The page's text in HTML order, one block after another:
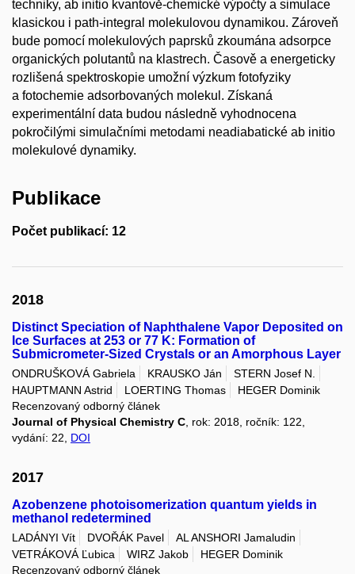
techniky, ab initio kvantově-chemické výpočty a simulace
klasickou i path-integral molekulovou dynamikou. Zároveň
bude pomocí molekulových paprsků zkoumána adsorpce
organických polutantů na klastrech. Časově a energeticky
rozlišená spektroskopie umožní výzkum fotofyziky
a fotochemie adsorbovaných molekul. Získaná
experimentální data budou následně vyhodnocena
pokročilými simulačními metodami neadiabatické ab initio
molekulové dynamiky.
Publikace
Počet publikací: 12
2018
Distinct Speciation of Naphthalene Vapor Deposited on
Ice Surfaces at 253 or 77 K: Formation of
Submicrometer-Sized Crystals or an Amorphous Layer
ONDRUŠKOVÁ Gabriela KRAUSKO Ján
STERN Josef N.
HAUPTMANN Astrid
LOERTING Thomas
HEGER Dominik
Recenzovaný odborný článek
Journal of Physical Chemistry C, rok: 2018, ročník: 122,
vydání: 22, DOI
2017
Azobenzene photoisomerization quantum yields in
methanol redetermined
LADÁNYI Vít DVOŘÁK Pavel
AL ANSHORI Jamaludin
VETRÁKOVÁ Ľubica
WIRZ Jakob
HEGER Dominik
Recenzovaný odborný článek